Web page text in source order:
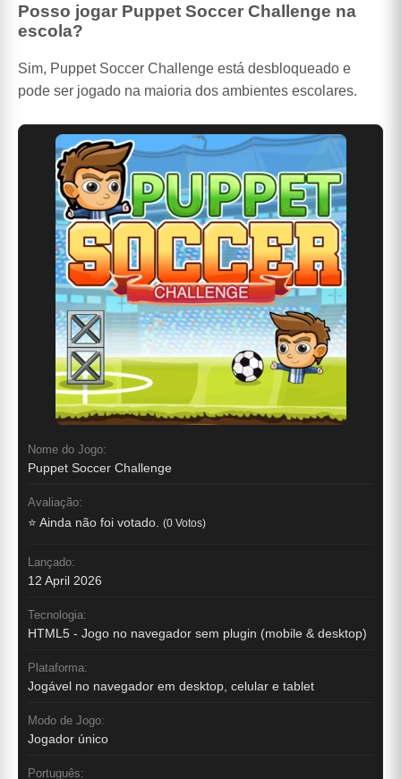
Posso jogar Puppet Soccer Challenge na
escola?
Sim, Puppet Soccer Challenge está desbloqueado e
pode ser jogado na maioria dos ambientes escolares.
Nome do Jogo:
Puppet Soccer Challenge
Avaliação:
⭐ Ainda não foi votado. (0 Votos)
Lançado:
12 April 2026
Tecnologia:
HTML5 - Jogo no navegador sem plugin (mobile & desktop)
Plataforma:
Jogável no navegador em desktop, celular e tablet
Modo de Jogo:
Jogador único
Português: